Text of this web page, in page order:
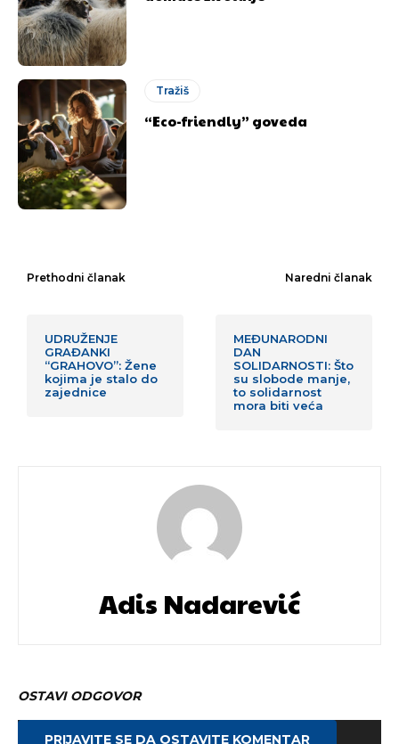
odlučili da pustite Vašu priču da živi, Redakcija
Objavi.ba
[wpuf_form id=”7463”]
odlučili da pustite Vašu priču da živi, Redakcija
Objavi.ba
[wpuf_form id=”7463”]
Tražiš
“Eco-friendly” goveda
Prethodni članak
UDRUŽENJE
GRAĐANKI
“GRAHOVO”: Žene
kojima je stalo do
zajednice
Naredni članak
MEĐUNARODNI
DAN
SOLIDARNOSTI: Što
su slobode manje,
to solidarnost
mora biti veća
Adis Nadarević
OSTAVI ODGOVOR
PRIJAVITE SE DA OSTAVITE KOMENTAR